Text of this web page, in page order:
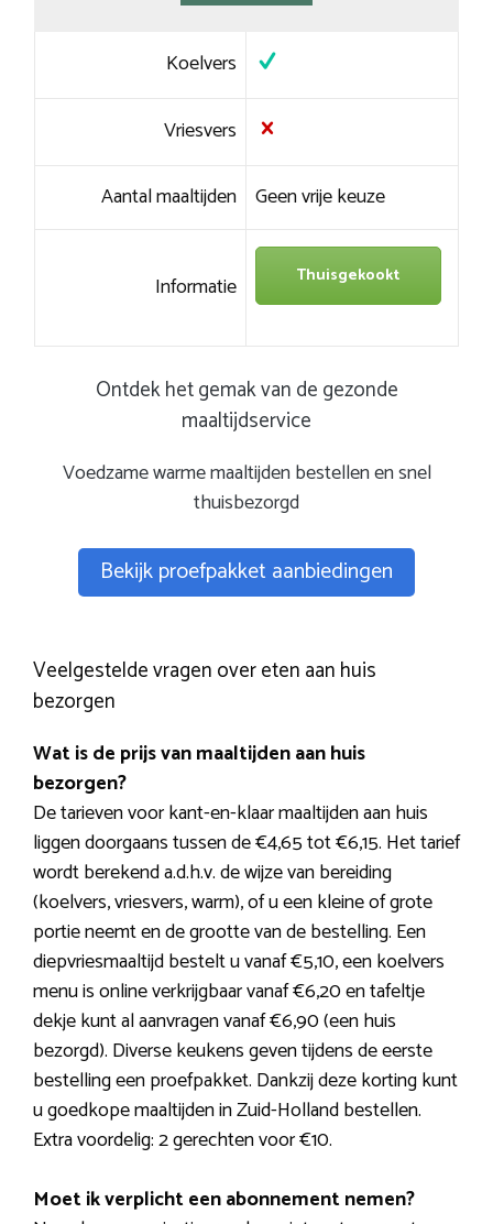
Koelvers
Vriesvers
Aantal maaltijden Geen vrije keuze
Informatie Thuisgekookt
Ontdek het gemak van de gezonde
maaltijdservice
Voedzame warme maaltijden bestellen en snel
thuisbezorgd
Bekijk proefpakket aanbiedingen
Veelgestelde vragen over eten aan huis
bezorgen
Wat is de prijs van maaltijden aan huis
bezorgen?
De tarieven voor kant-en-klaar maaltijden aan huis
liggen doorgaans tussen de €4,65 tot €6,15. Het tarief
wordt berekend a.d.h.v. de wijze van bereiding
(koelvers, vriesvers, warm), of u een kleine of grote
portie neemt en de grootte van de bestelling. Een
diepvriesmaaltijd bestelt u vanaf €5,10, een koelvers
menu is online verkrijgbaar vanaf €6,20 en tafeltje
dekje kunt al aanvragen vanaf €6,90 (een huis
bezorgd). Diverse keukens geven tijdens de eerste
bestelling een proefpakket. Dankzij deze korting kunt
u goedkope maaltijden in Zuid-Holland bestellen.
Extra voordelig: 2 gerechten voor €10.
Moet ik verplicht een abonnement nemen?